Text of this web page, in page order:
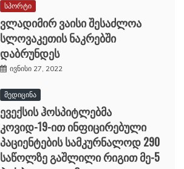
სპორტი
ვლადიმირ ვაისი შესაძლოა
სლოვაკეთის ნაკრებში
დაბრუნდეს
ივნისი 27, 2022
მედიცინა
ევექსის ჰოსპიტლებმა
კოვიდ-19-ით ინფიცირებული
პაციენტების სამკურნალოდ 290
საწოლზე გაშლილი რიგით მე-5